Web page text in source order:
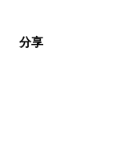
分享